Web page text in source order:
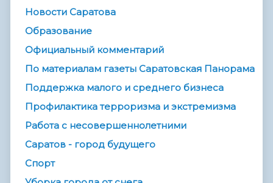
Новости Саратова
Образование
Официальный комментарий
По материалам газеты Саратовская Панорама
Поддержка малого и среднего бизнеса
Профилактика терроризма и экстремизма
Работа с несовершеннолетними
Саратов - город будущего
Спорт